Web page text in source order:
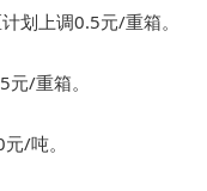
划上调0.5元/重箱。
/重箱。
/吨。